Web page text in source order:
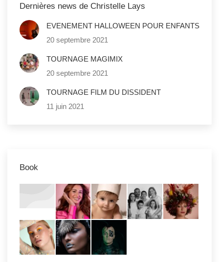
Dernières news de Christelle Lays
EVENEMENT HALLOWEEN POUR ENFANTS
20 septembre 2021
TOURNAGE MAGIMIX
20 septembre 2021
TOURNAGE FILM DU DISSIDENT
11 juin 2021
Book